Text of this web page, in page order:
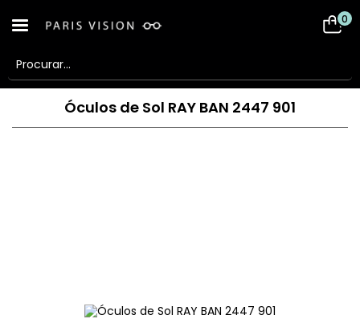
0
Óculos de Sol RAY BAN 2447 901